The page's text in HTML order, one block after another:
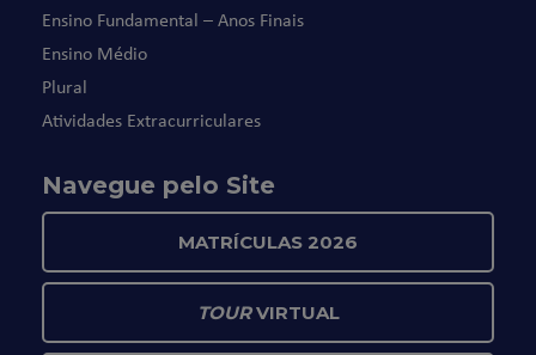
Ensino Fundamental – Anos Finais
Ensino Médio
Plural
Atividades Extracurriculares
Navegue pelo Site
MATRÍCULAS 2026
TOURVIRTUAL